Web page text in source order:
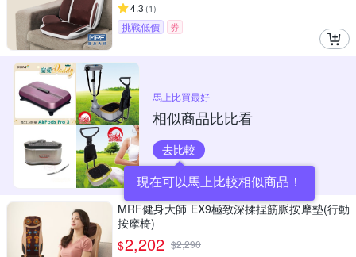
4.3 (1)
挑戰低價 券
馬上比買最好
相似商品比比看
去比較
現在可以馬上比較相似商品！
MRF健身大師 EX9極致深揉捏筋脈按摩墊(行動
按摩椅)
$2,202 $2,290